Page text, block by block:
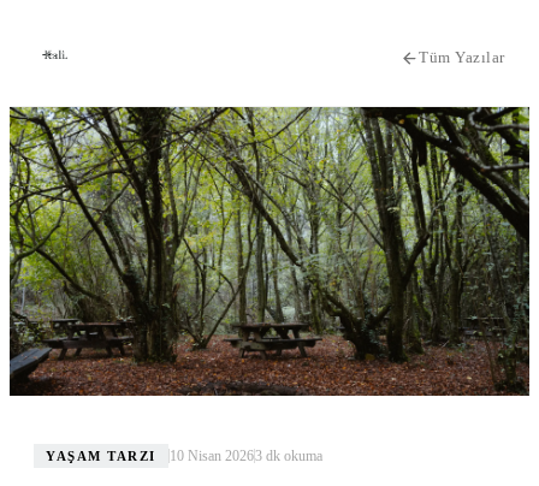
Tüm Yazılar
YAŞAM TARZI 10 Nisan 20263dk okuma